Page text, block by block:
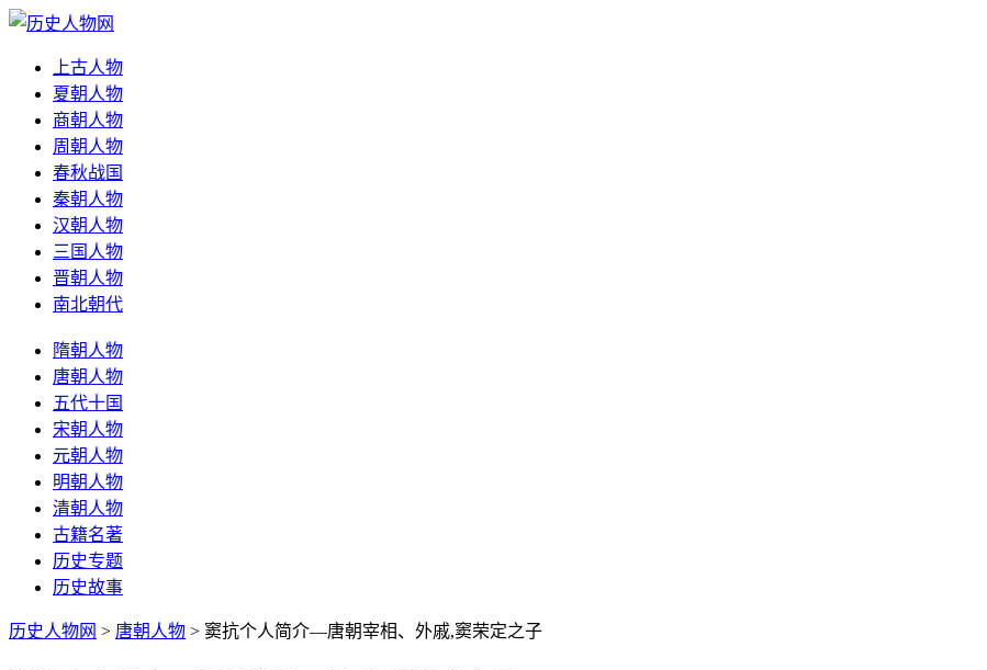
上古人物
夏朝人物
商朝人物
周朝人物
春秋战国
秦朝人物
汉朝人物
三国人物
晋朝人物
南北朝代
隋朝人物
唐朝人物
五代十国
宋朝人物
元朝人物
明朝人物
清朝人物
古籍名著
历史专题
历史故事
历史人物网 > 唐朝人物 > 窦抗个人简介—唐朝宰相、外戚,窦荣定之子